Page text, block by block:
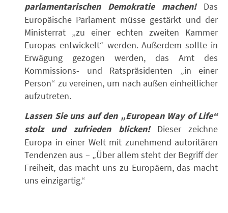
parlamentarischen Demokratie machen!
Das
Europäische Parlament müsse gestärkt und der
Ministerrat „zu einer echten zweiten Kammer
Europas entwickelt“ werden. Außerdem sollte in
Erwägung gezogen werden, das Amt des
Kommissions- und Ratspräsidenten „in einer
Person“ zu vereinen, um nach außen einheitlicher
aufzutreten.
Lassen Sie uns auf den „European Way of Life“
stolz und zufrieden blicken! Dieser zeichne
Europa in einer Welt mit zunehmend autoritären
Tendenzen aus – „Über allem steht der Begriff der
Freiheit, das macht uns zu Europäern, das macht
uns einzigartig.“